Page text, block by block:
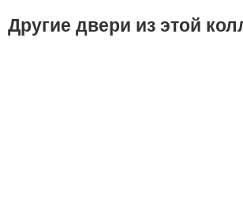
Другие двери из этой